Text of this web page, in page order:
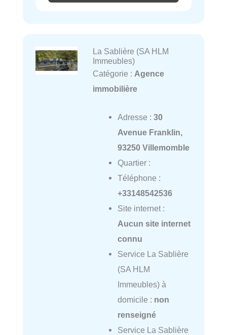
La Sablière (SA HLM
Immeubles)
Catégorie : Agence
immobilière
Adresse : 30
Avenue Franklin,
93250 Villemomble
Quartier :
Téléphone :
+33148542536
Site internet :
Aucun site internet
connu
Service La Sablière
(SA HLM
Immeubles) à
domicile : non
renseigné
Service La Sablière